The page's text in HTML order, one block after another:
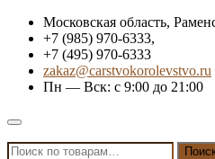
Skip
content
Московская область,
+7 (985) 970-6333,
+7 (495) 970-6333
zakaz@carstvokorolevstvo.ru
Пн — Вск: с 9:00 до 21:00
Topbar
Menu
Искать: